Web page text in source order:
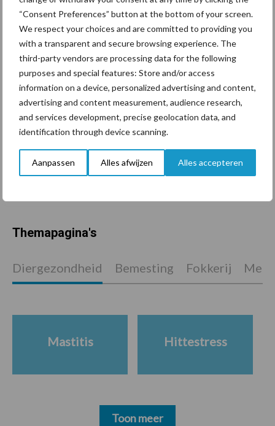
“Consent Preferences” button at the bottom of your screen.
We respect your choices and are committed to providing you
with a transparent and secure browsing experience. The
third-party vendors are processing data for the following
purposes and special features: Store and/or access
information on a device, personalized advertising and content,
advertising and content measurement, audience research,
and services development, precise geolocation data, and
identification through device scanning.
Aanpassen Alles afwijzen Alles accepteren
eerste lactatie”
Van onze partner Alpuro Breeding
Wat is het gevaar van
Mycoplasma en hoe kan dit
voorkomen worden?
Van onze partner Alpuro Breeding
Ventilatie: lastig, maar
enorm belangrijk
Themapagina's
Diergezondheid Bemesting Fokkerij
Mastitis Hittestress
Toon meer